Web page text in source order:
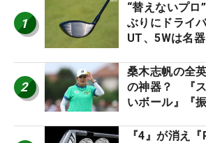
1
“替えないプロ
ぶりにドライ
UT、5Wは名
2
桑木志帆の全
の神器？ 『
いボール』『
ー』 #女子プ
『4』が消え